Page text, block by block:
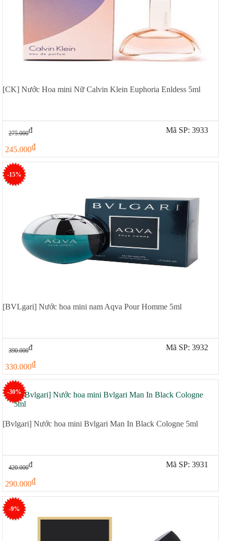
[CK] Nước Hoa mini Nữ Calvin Klein Euphoria Enldess 5ml
275.000đ
245.000đ
Mã SP: 3933
-15%
[BVLgari] Nước hoa mini nam Aqva Pour Homme 5ml
390.000đ
330.000đ
Mã SP: 3932
-30%
[Bvlgari] Nước hoa mini Bvlgari Man In Black Cologne 5ml
420.000đ
290.000đ
Mã SP: 3931
-9%